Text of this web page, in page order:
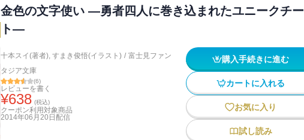
金色の文字使い ―勇者四人に巻き込まれたユニークチー
ト―
十本スイ(著者), すまき俊悟(イラスト) / 富士見ファン
タジア文庫
(6)
レビューを書く
¥638 (税込)
クーポン利用対象商品
2014年06月20日 配信
購入手続きに進む
カートに入れる
お気に入り
試し読み